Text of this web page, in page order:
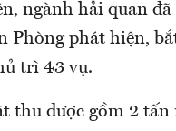
ngành hải quan
Phòng phát hiện,
trì 43 vụ.
thu được gồm 2